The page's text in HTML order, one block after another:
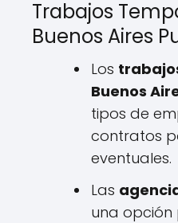
Trabajos
Buenos Aires
Los
Buenos
tipos de
contratos
eventuales.
Las
una